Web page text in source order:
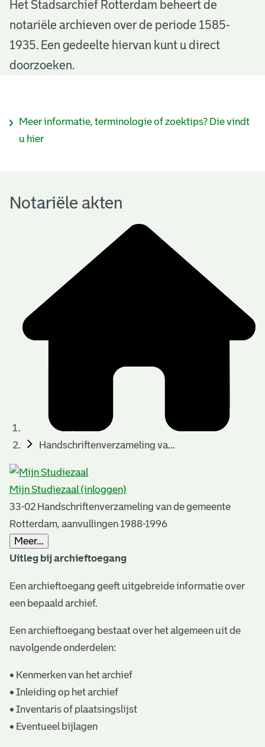
N
o
Het Stadsarchief Rotterdam beheert de
notariële archieven over de periode 1585-
1935. Een gedeelte hiervan kunt u direct
doorzoeken.
I
r
n
a
'
s
n
o
t
r
i
ë
l
e
a
Meer informatie, terminologie of zoektips? Die vindt
u hier
Notariële akten
Handschriftenverzameling va...
Mijn Studiezaal (inloggen)
33-02 Handschriftenverzameling van de gemeente
Rotterdam, aanvullingen 1988-1996
Meer...
Uitleg bij archieftoegang
Een archieftoegang geeft uitgebreide informatie over
een bepaald archief.
Een archieftoegang bestaat over het algemeen uit de
navolgende onderdelen:
• Kenmerken van het archief
• Inleiding op het archief
• Inventaris of plaatsingslijst
• Eventueel bijlagen